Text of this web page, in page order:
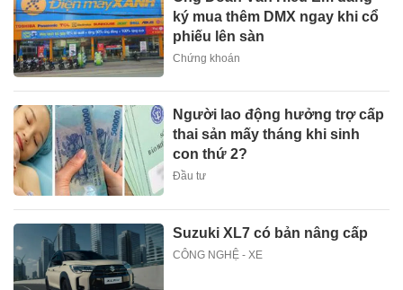
ký mua thêm DMX ngay khi cổ
phiếu lên sàn
Chứng khoán
Người lao động hưởng trợ cấp
thai sản mấy tháng khi sinh
con thứ 2?
Đầu tư
Suzuki XL7 có bản nâng cấp
CÔNG NGHỆ - XE